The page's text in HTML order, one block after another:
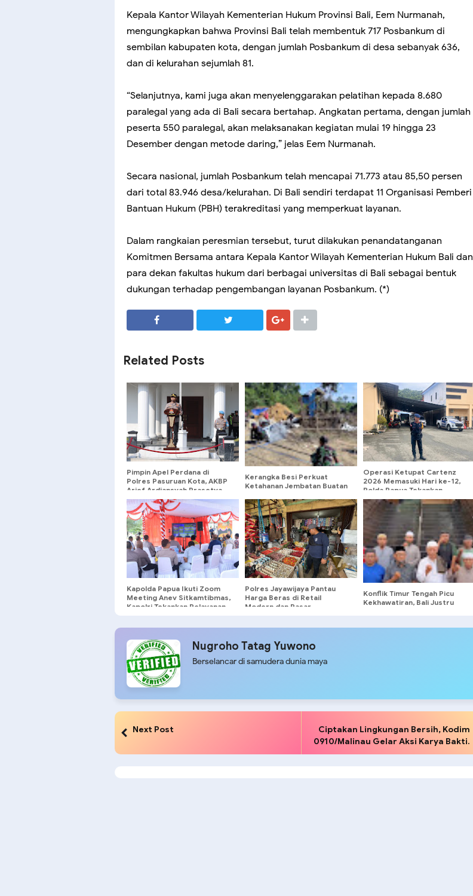
Kepala Kantor Wilayah Kementerian Hukum Provinsi Bali, Eem Nurmanah,
mengungkapkan bahwa Provinsi Bali telah membentuk 717 Posbankum di
sembilan kabupaten kota, dengan jumlah Posbankum di desa sebanyak 636,
dan di kelurahan sejumlah 81.
“Selanjutnya, kami juga akan menyelenggarakan pelatihan kepada 8.680
paralegal yang ada di Bali secara bertahap. Angkatan pertama, dengan jumlah
peserta 550 paralegal, akan melaksanakan kegiatan mulai 19 hingga 23
Desember dengan metode daring,” jelas Eem Nurmanah.
Secara nasional, jumlah Posbankum telah mencapai 71.773 atau 85,50 persen
dari total 83.946 desa/kelurahan. Di Bali sendiri terdapat 11 Organisasi Pemberi
Bantuan Hukum (PBH) terakreditasi yang memperkuat layanan.
Dalam rangkaian peresmian tersebut, turut dilakukan penandatanganan
Komitmen Bersama antara Kepala Kantor Wilayah Kementerian Hukum Bali dan
para dekan fakultas hukum dari berbagai universitas di Bali sebagai bentuk
dukungan terhadap pengembangan layanan Posbankum. (*)
Related Posts
Pimpin Apel Perdana di
Polres Pasuruan Kota, AKBP
Arief Ardiansyah Prasetya,
Ajak Personel Bekerja
Dengan Ikhlas Dan Hindari
Pelanggaran.
Kerangka Besi Perkuat
Ketahanan Jembatan Buatan
Operasi Ketupat Cartenz
2026 Memasuki Hari ke-12,
Polda Papua Tekankan
Pelayanan Humanis dan
Kesiapsiagaan Personel
Kapolda Papua Ikuti Zoom
Meeting Anev Sitkamtibmas,
Kapolri Tekankan Pelayanan
Polres Jayawijaya Pantau
Harga Beras di Retail
Modern dan Pasar
Konflik Timur Tengah Picu
Kekhawatiran, Bali Justru
Nugroho Tatag Yuwono
Berselancar di samudera dunia maya
Next Post
Ciptakan Lingkungan Bersih, Kodim
0910/Malinau Gelar Aksi Karya Bakti.